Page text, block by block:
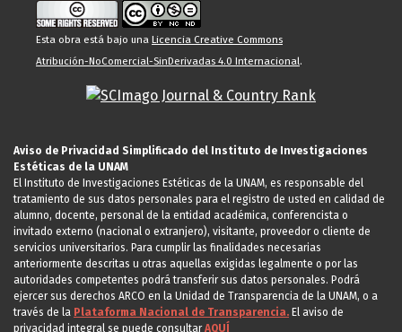
Esta obra está bajo una Licencia Creative Commons
Atribución-NoComercial-SinDerivadas 4.0 Internacional.
Aviso de Privacidad Simplificado del Instituto de Investigaciones
Estéticas de la UNAM
El Instituto de Investigaciones Estéticas de la UNAM, es responsable del
tratamiento de sus datos personales para el registro de usted en calidad de
alumno, docente, personal de la entidad académica, conferencista o
invitado externo (nacional o extranjero), visitante, proveedor o cliente de
servicios universitarios. Para cumplir las finalidades necesarias
anteriormente descritas u otras aquellas exigidas legalmente o por las
autoridades competentes podrá transferir sus datos personales. Podrá
ejercer sus derechos ARCO en la Unidad de Transparencia de la UNAM, o a
través de la Plataforma Nacional de Transparencia. El aviso de
privacidad integral se puede consultarAQUÍ